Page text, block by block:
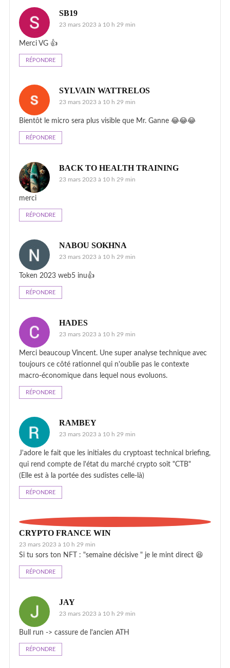
SB19
23 mars 2023 à 10 h 29 min
Merci VG 👍
RÉPONDRE
SYLVAIN WATTRELOS
23 mars 2023 à 10 h 29 min
Bientôt le micro sera plus visible que Mr. Ganne 😂😂😂
RÉPONDRE
BACK TO HEALTH TRAINING
23 mars 2023 à 10 h 29 min
merci
RÉPONDRE
NABOU SOKHNA
23 mars 2023 à 10 h 29 min
Token 2023 web5 inu👍
RÉPONDRE
HADES
23 mars 2023 à 10 h 29 min
Merci beaucoup Vincent. Une super analyse technique avec
toujours ce côté rationnel qui n'oublie pas le contexte
macro-économique dans lequel nous evoluons.
RÉPONDRE
RAMBEY
23 mars 2023 à 10 h 29 min
J'adore le fait que les initiales du cryptoast technical briefing,
qui rend compte de l'état du marché crypto soit "CTB"
(Elle est à la portée des sudistes celle-là)
RÉPONDRE
CRYPTO FRANCE WIN
23 mars 2023 à 10 h 29 min
Si tu sors ton NFT : "semaine décisive " je le mint direct 😆
RÉPONDRE
JAY
23 mars 2023 à 10 h 29 min
Bull run -> cassure de l'ancien ATH
RÉPONDRE